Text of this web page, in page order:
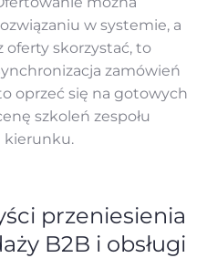
w systemie, a
oferty skorzystać, to
zamówień
oprzeć się na gotowych
szkoleń zespołu
kierunku.
przeniesienia
B2B i obsługi